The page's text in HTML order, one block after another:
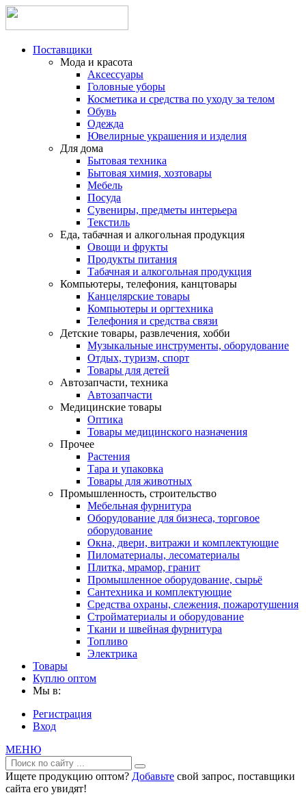
Поставщики
Мода и красота
Аксессуары
Головные уборы
Косметика и средства по уходу за телом
Обувь
Одежда
Ювелирные украшения и изделия
Для дома
Бытовая техника
Бытовая химия, хозтовары
Мебель
Посуда
Сувениры, предметы интерьера
Текстиль
Еда, табачная и алкогольная продукция
Овощи и фрукты
Продукты питания
Табачная и алкогольная продукция
Компьютеры, телефония, канцтовары
Канцелярские товары
Компьютеры и оргтехника
Телефония и средства связи
Детские товары, развлечения, хобби
Музыкальные инструменты, оборудование
Отдых, туризм, спорт
Товары для детей
Автозапчасти, техника
Автозапчасти
Медицинские товары
Оптика
Товары медицинского назначения
Прочее
Растения
Тара и упаковка
Товары для животных
Промышленность, строительство
Мебельная фурнитура
Оборудование для бизнеса, торговое
оборудование
Окна, двери, витражи и комплектующие
Пиломатериалы, лесоматериалы
Плитка, мрамор, гранит
Промышленное оборудование, сырьё
Сантехника и комплектующие
Средства охраны, слежения, пожаротушения
Стройматериалы и оборудование
Ткани и швейная фурнитура
Топливо
Электрика
Товары
Куплю оптом
Мы в:
Регистрация
Вход
МЕНЮ
Ищете продукцию оптом? Добавьте свой запрос, поставщики
сайта его увидят!